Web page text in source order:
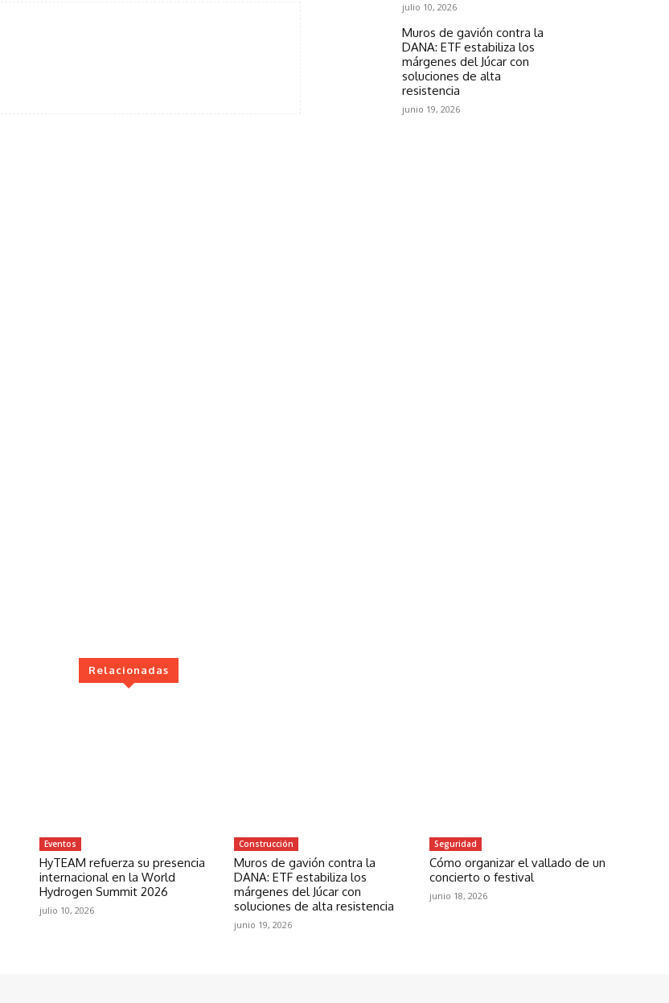
julio 10, 2026
Muros de gavión contra la
DANA: ETF estabiliza los
márgenes del Júcar con
soluciones de alta
resistencia
junio 19, 2026
Relacionadas
Eventos
HyTEAM refuerza su presencia
internacional en la World
Hydrogen Summit 2026
julio 10, 2026
Construcción
Muros de gavión contra la
DANA: ETF estabiliza los
márgenes del Júcar con
soluciones de alta resistencia
junio 19, 2026
Seguridad
Cómo organizar el vallado de un
concierto o festival
junio 18, 2026